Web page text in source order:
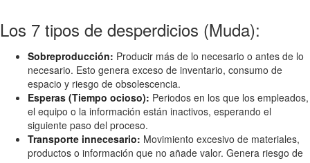
Los 7 tipos de desperdicios (Muda):
Sobreproducción: Producir más de lo necesario o antes de lo
necesario. Esto genera exceso de inventario, consumo de
espacio y riesgo de obsolescencia.
Esperas (Tiempo ocioso): Periodos en los que los empleados,
el equipo o la información están inactivos, esperando el
siguiente paso del proceso.
Transporte innecesario: Movimiento excesivo de materiales,
productos o información que no añade valor. Genera riesgo de